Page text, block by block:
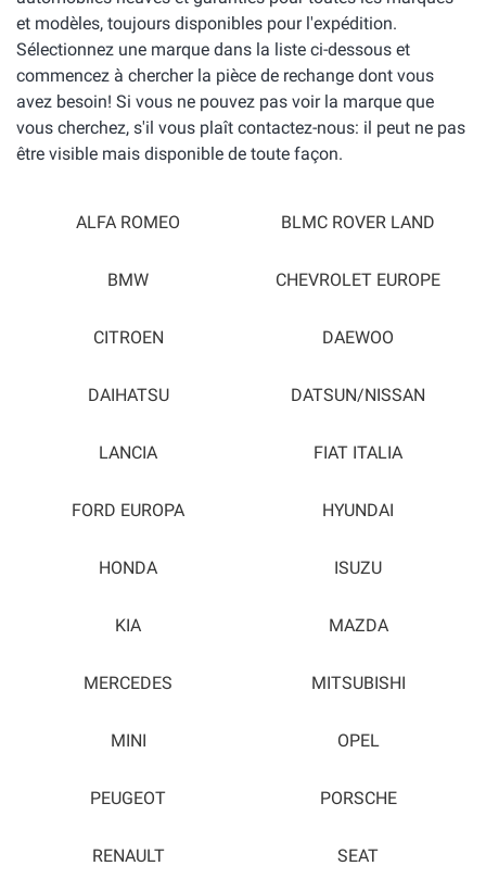
et modèles, toujours disponibles pour l'expédition.
Sélectionnez une marque dans la liste ci-dessous et
commencez à chercher la pièce de rechange dont vous
avez besoin! Si vous ne pouvez pas voir la marque que
vous cherchez, s'il vous plaît contactez-nous: il peut ne pas
être visible mais disponible de toute façon.
ALFA ROMEO BLMC ROVER LAND
BMW CHEVROLET EUROPE
CITROEN DAEWOO
DAIHATSU DATSUN/NISSAN
LANCIA FIAT ITALIA
FORD EUROPA HYUNDAI
HONDA ISUZU
KIA MAZDA
MERCEDES MITSUBISHI
MINI OPEL
PEUGEOT PORSCHE
RENAULT SEAT